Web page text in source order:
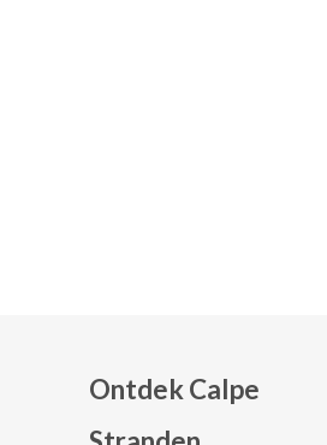
Ontdek Calpe